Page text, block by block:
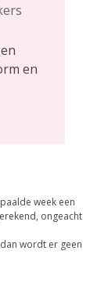
en
week een
ongeacht
wordt er geen